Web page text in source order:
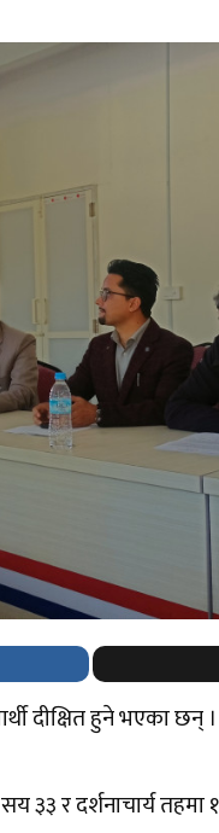
दीक्षित हुने भएका छन्
र दर्शनाचार्य तहमा १९